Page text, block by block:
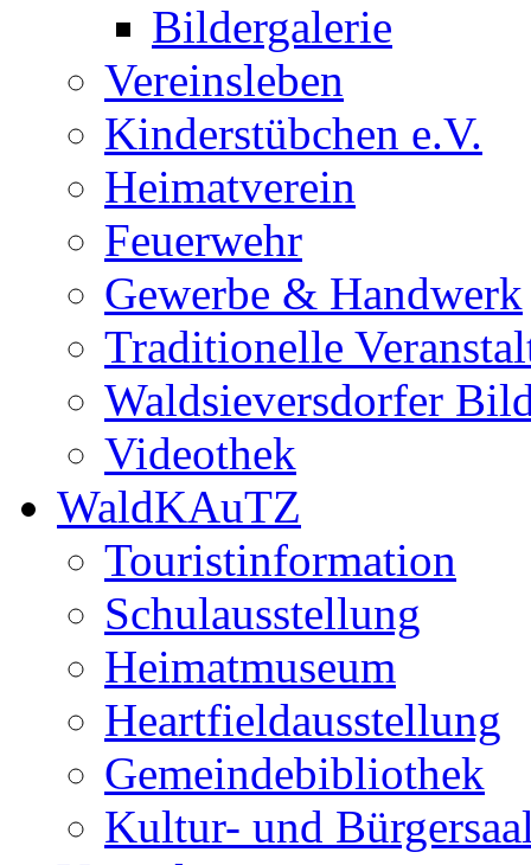
Bildergalerie
Vereinsleben
Kinderstübchen e.V.
Heimatverein
Feuerwehr
Gewerbe & Handwerk
Traditionelle
Waldsieversdorfer
Videothek
WaldKAuTZ
Touristinformation
Schulausstellung
Heimatmuseum
Heartfieldausstellung
Gemeindebibliothek
Kultur- und